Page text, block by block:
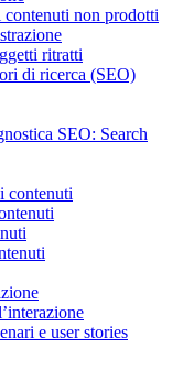
non prodotti
ritratti
di ricerca (SEO)
SEO: Search
contenuti
e user stories